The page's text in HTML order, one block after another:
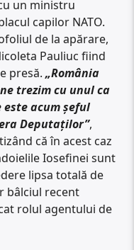
un ministru
capilor NATO.
de la apărare,
Pauliuc fiind
presă.„România
trezim cu unul ca
este acum șeful
Deputaților”,
că în acest caz
Iosefinei sunt
lipsa totală de
bâlciul recent
rolul agentului de